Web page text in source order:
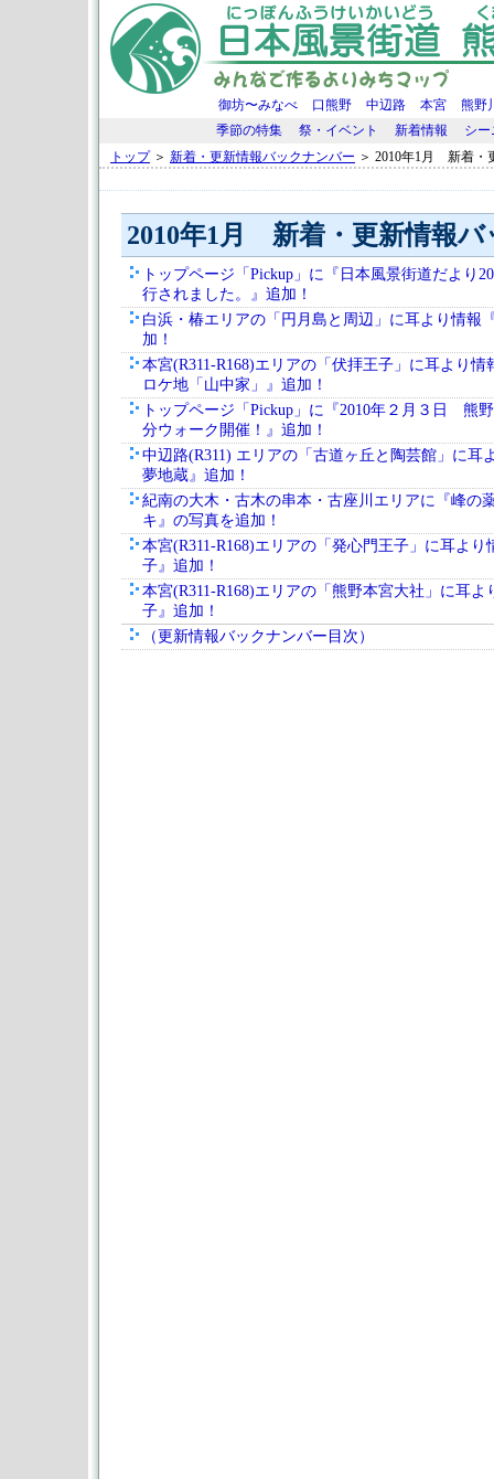
御坊〜みなべ 口熊野 中辺路 本宮
熊野
季節の特集
祭・イベント 新着情報
シ
トップ＞ 新着・更新情報バックナンバー ＞ 2010年1月 新着・
2010年1月 新着・更新情報
トップページ「Pickup」に『日本風景街道だより
行されました。』追加！
白浜・椿エリアの「円月島と周辺」に耳より情報
加！
本宮(R311-R168)エリアの「伏拝王子」に耳より情
ロケ地「山中家」』追加！
トップページ「Pickup」に『2010年２月３日 熊
分ウォーク開催！』追加！
中辺路(R311) エリアの「古道ヶ丘と陶芸館」に耳
夢地蔵』追加！
紀南の大木・古木の串本・古座川エリアに『峰の
キ』の写真を追加！
本宮(R311-R168)エリアの「発心門王子」に耳より
子』追加！
本宮(R311-R168)エリアの「熊野本宮大社」に耳よ
子』追加！
（更新情報バックナンバー目次）